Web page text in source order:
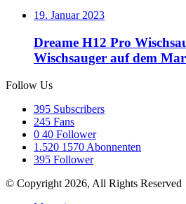
19. Januar 2023
Dreame H12 Pro
Wischsauger auf dem
Follow Us
395 Subscribers
245 Fans
0 40 Follower
1.520 1570 Abonnenten
395 Follower
© Copyright 2026, All Rights Reserved